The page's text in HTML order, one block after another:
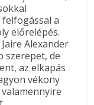
felfogással a
előrelépés.
Alexander
szerepet, de
az elkapás
vékony